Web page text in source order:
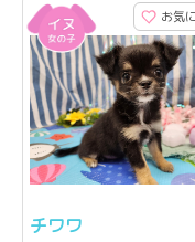
お気
チワワ